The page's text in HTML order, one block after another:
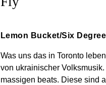
Lemon Bucket/Six
Was uns das in Toronto
von ukrainischer
massigen beats. Diese sind